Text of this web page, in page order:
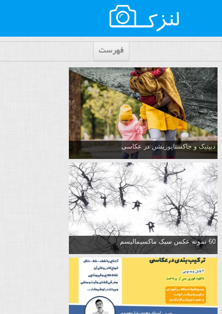
فهرست
دیپتیک و جاکستا‌پوزیشن در عکاسی
60 نمونه عکس سبک ماکسیمالیسم